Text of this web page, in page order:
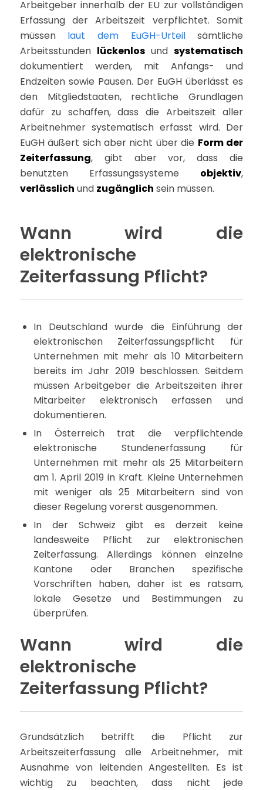
Arbeitgeber innerhalb der EU zur vollständigen
Erfassung der Arbeitszeit verpflichtet. Somit
müssen laut dem EuGH-Urteilsämtliche
Arbeitsstunden lückenlosundsystematisch
dokumentiert werden, mit Anfangs- und
Endzeiten sowie Pausen. Der EuGH überlässt es
den Mitgliedstaaten, rechtliche Grundlagen
dafür zu schaffen, dass die Arbeitszeit aller
Arbeitnehmer systematisch erfasst wird. Der
EuGH äußert sich aber nicht über die Form der
Zeiterfassung, gibt aber vor, dass die
benutzten Erfassungssysteme objektiv,
verlässlich und zugänglich sein müssen.
Wann wird die
elektronische
Zeiterfassung Pflicht?
In Deutschland wurde die Einführung der
elektronischen Zeiterfassungspflicht für
Unternehmen mit mehr als 10 Mitarbeitern
bereits im Jahr 2019 beschlossen. Seitdem
müssen Arbeitgeber die Arbeitszeiten ihrer
Mitarbeiter elektronisch erfassen und
dokumentieren.
In Österreich trat die verpflichtende
elektronische Stundenerfassung für
Unternehmen mit mehr als 25 Mitarbeitern
am 1. April 2019 in Kraft. Kleine Unternehmen
mit weniger als 25 Mitarbeitern sind von
dieser Regelung vorerst ausgenommen.
In der Schweiz gibt es derzeit keine
landesweite Pflicht zur elektronischen
Zeiterfassung. Allerdings können einzelne
Kantone oder Branchen spezifische
Vorschriften haben, daher ist es ratsam,
lokale Gesetze und Bestimmungen zu
überprüfen.
Wann wird die
elektronische
Zeiterfassung Pflicht?
Grundsätzlich betrifft die Pflicht zur
Arbeitszeiterfassung alle Arbeitnehmer, mit
Ausnahme von leitenden Angestellten. Es ist
wichtig zu beachten, dass nicht jede